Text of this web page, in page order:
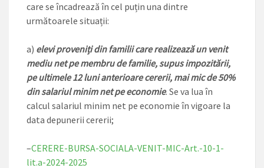
care se încadrează în cel puțin una dintre
următoarele situații:
a) elevi proveniți din familii care realizează un venit
mediu net pe membru de familie, supus impozitării,
pe ultimele 12 luni anterioare cererii, mai mic de 50%
din salariul minim net pe economie. Se va lua în
calcul salariul minim net pe economie în vigoare la
data depunerii cererii;
–CERERE-BURSA-SOCIALA-VENIT-MIC-Art.-10-1-
lit.a-2024-2025